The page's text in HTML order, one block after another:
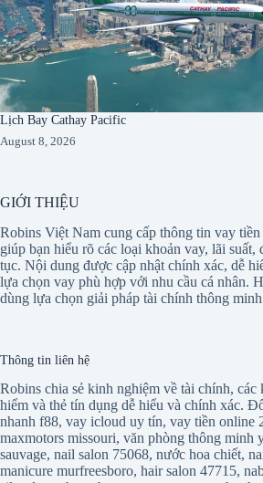
Lịch Bay Cathay Pacific
August 8, 2026
GIỚI THIỆU
Robins Việt Nam cung cấp thông tin vay tiền
giúp bạn hiểu rõ các loại khoản vay, lãi suất,
tục. Nội dung được cập nhật chính xác, dễ
lựa chọn vay phù hợp với nhu cầu cá nhân.
dùng lựa chọn giải pháp tài chính thông
Thông tin liên hệ
Robins chia sẻ kinh nghiệm về tài chính, các
hiểm và thẻ tín dụng dễ hiểu và chính xác.
nhanh f88, vay icloud uy tín, vay tiền online
maxmotors missouri, văn phòng thông minh
sauvage, nail salon 75068, nước hoa chiết,
manicure murfreesboro, hair salon 47715,